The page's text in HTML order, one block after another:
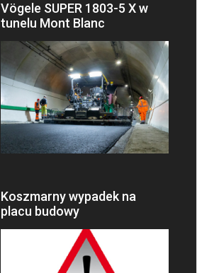
Vögele SUPER 1803-5 X w
tunelu Mont Blanc
Koszmarny wypadek na
placu budowy